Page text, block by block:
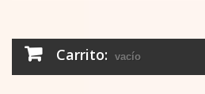
Carrito: vacío